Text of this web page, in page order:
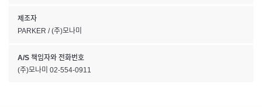
제조자
PARKER / (주)모나미
A/S 책임자와 전화번호
(주)모나미 02-554-0911